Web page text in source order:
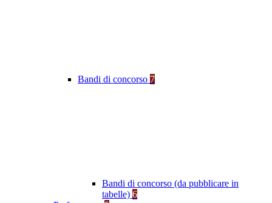
Bandi di concorso 7
Bandi di concorso (da pubblicare in
tabelle) 6